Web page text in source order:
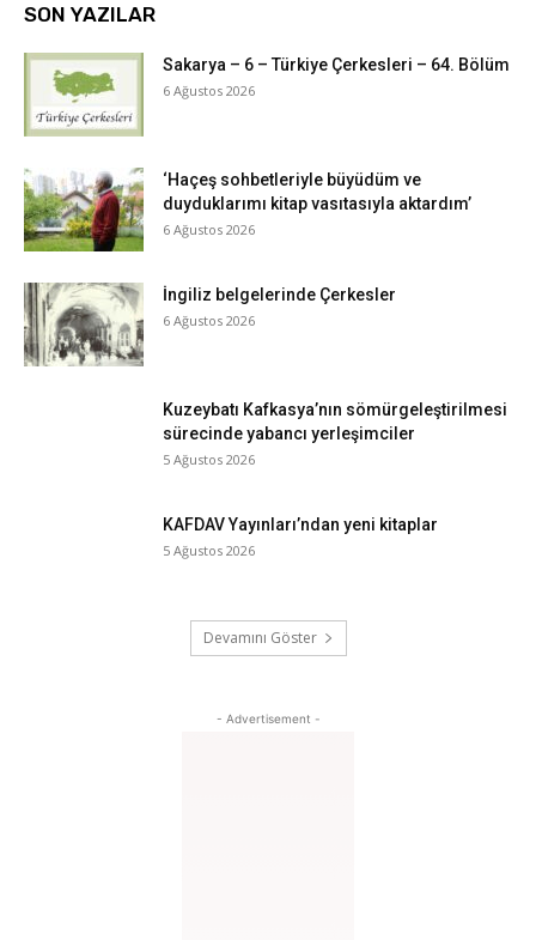
SON YAZILAR
Sakarya – 6 – Türkiye Çerkesleri – 64. Bölüm
6 Ağustos 2026
‘Haçeş sohbetleriyle büyüdüm ve
duyduklarımı kitap vasıtasıyla aktardım’
6 Ağustos 2026
İngiliz belgelerinde Çerkesler
6 Ağustos 2026
Kuzeybatı Kafkasya’nın sömürgeleştirilmesi
sürecinde yabancı yerleşimciler
5 Ağustos 2026
KAFDAV Yayınları’ndan yeni kitaplar
5 Ağustos 2026
Devamını Göster
- Advertisement -